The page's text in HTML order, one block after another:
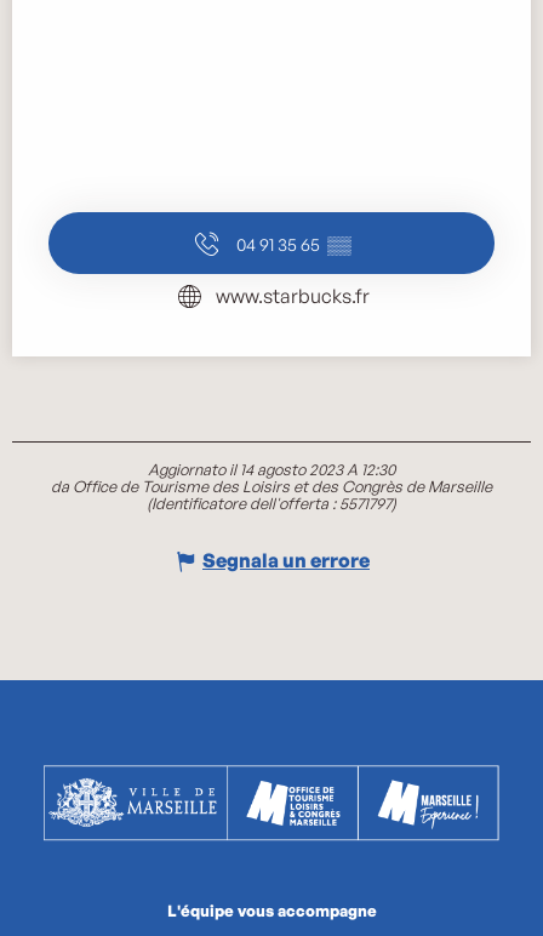
04 91 35 65 ▒▒
www.starbucks.fr
Aggiornato il 14 agosto 2023 A 12:30
da Office de Tourisme des Loisirs et des Congrès de Marseille
(Identificatore dell'offerta :5571797)
Segnala un errore
L'équipe vous accompagne